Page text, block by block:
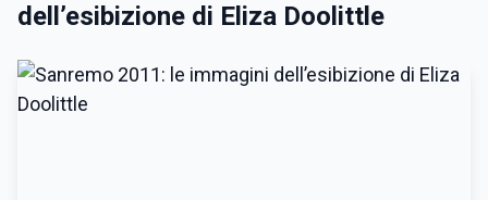
dell’esibizione di Eliza Doolittle